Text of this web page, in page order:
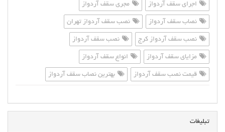
اجرای سقف آردواز مجری سقف آردواز
نصاب سقف آردواز نصب سقف آردواز تهران
نصب سقف آردواز کرج نصب سقف آردواز
مزایای سقف آردواز انواع سقف آردواز
قیمت نصب سقف آردواز بهترین نصاب سقف آردواز
تبلیغات